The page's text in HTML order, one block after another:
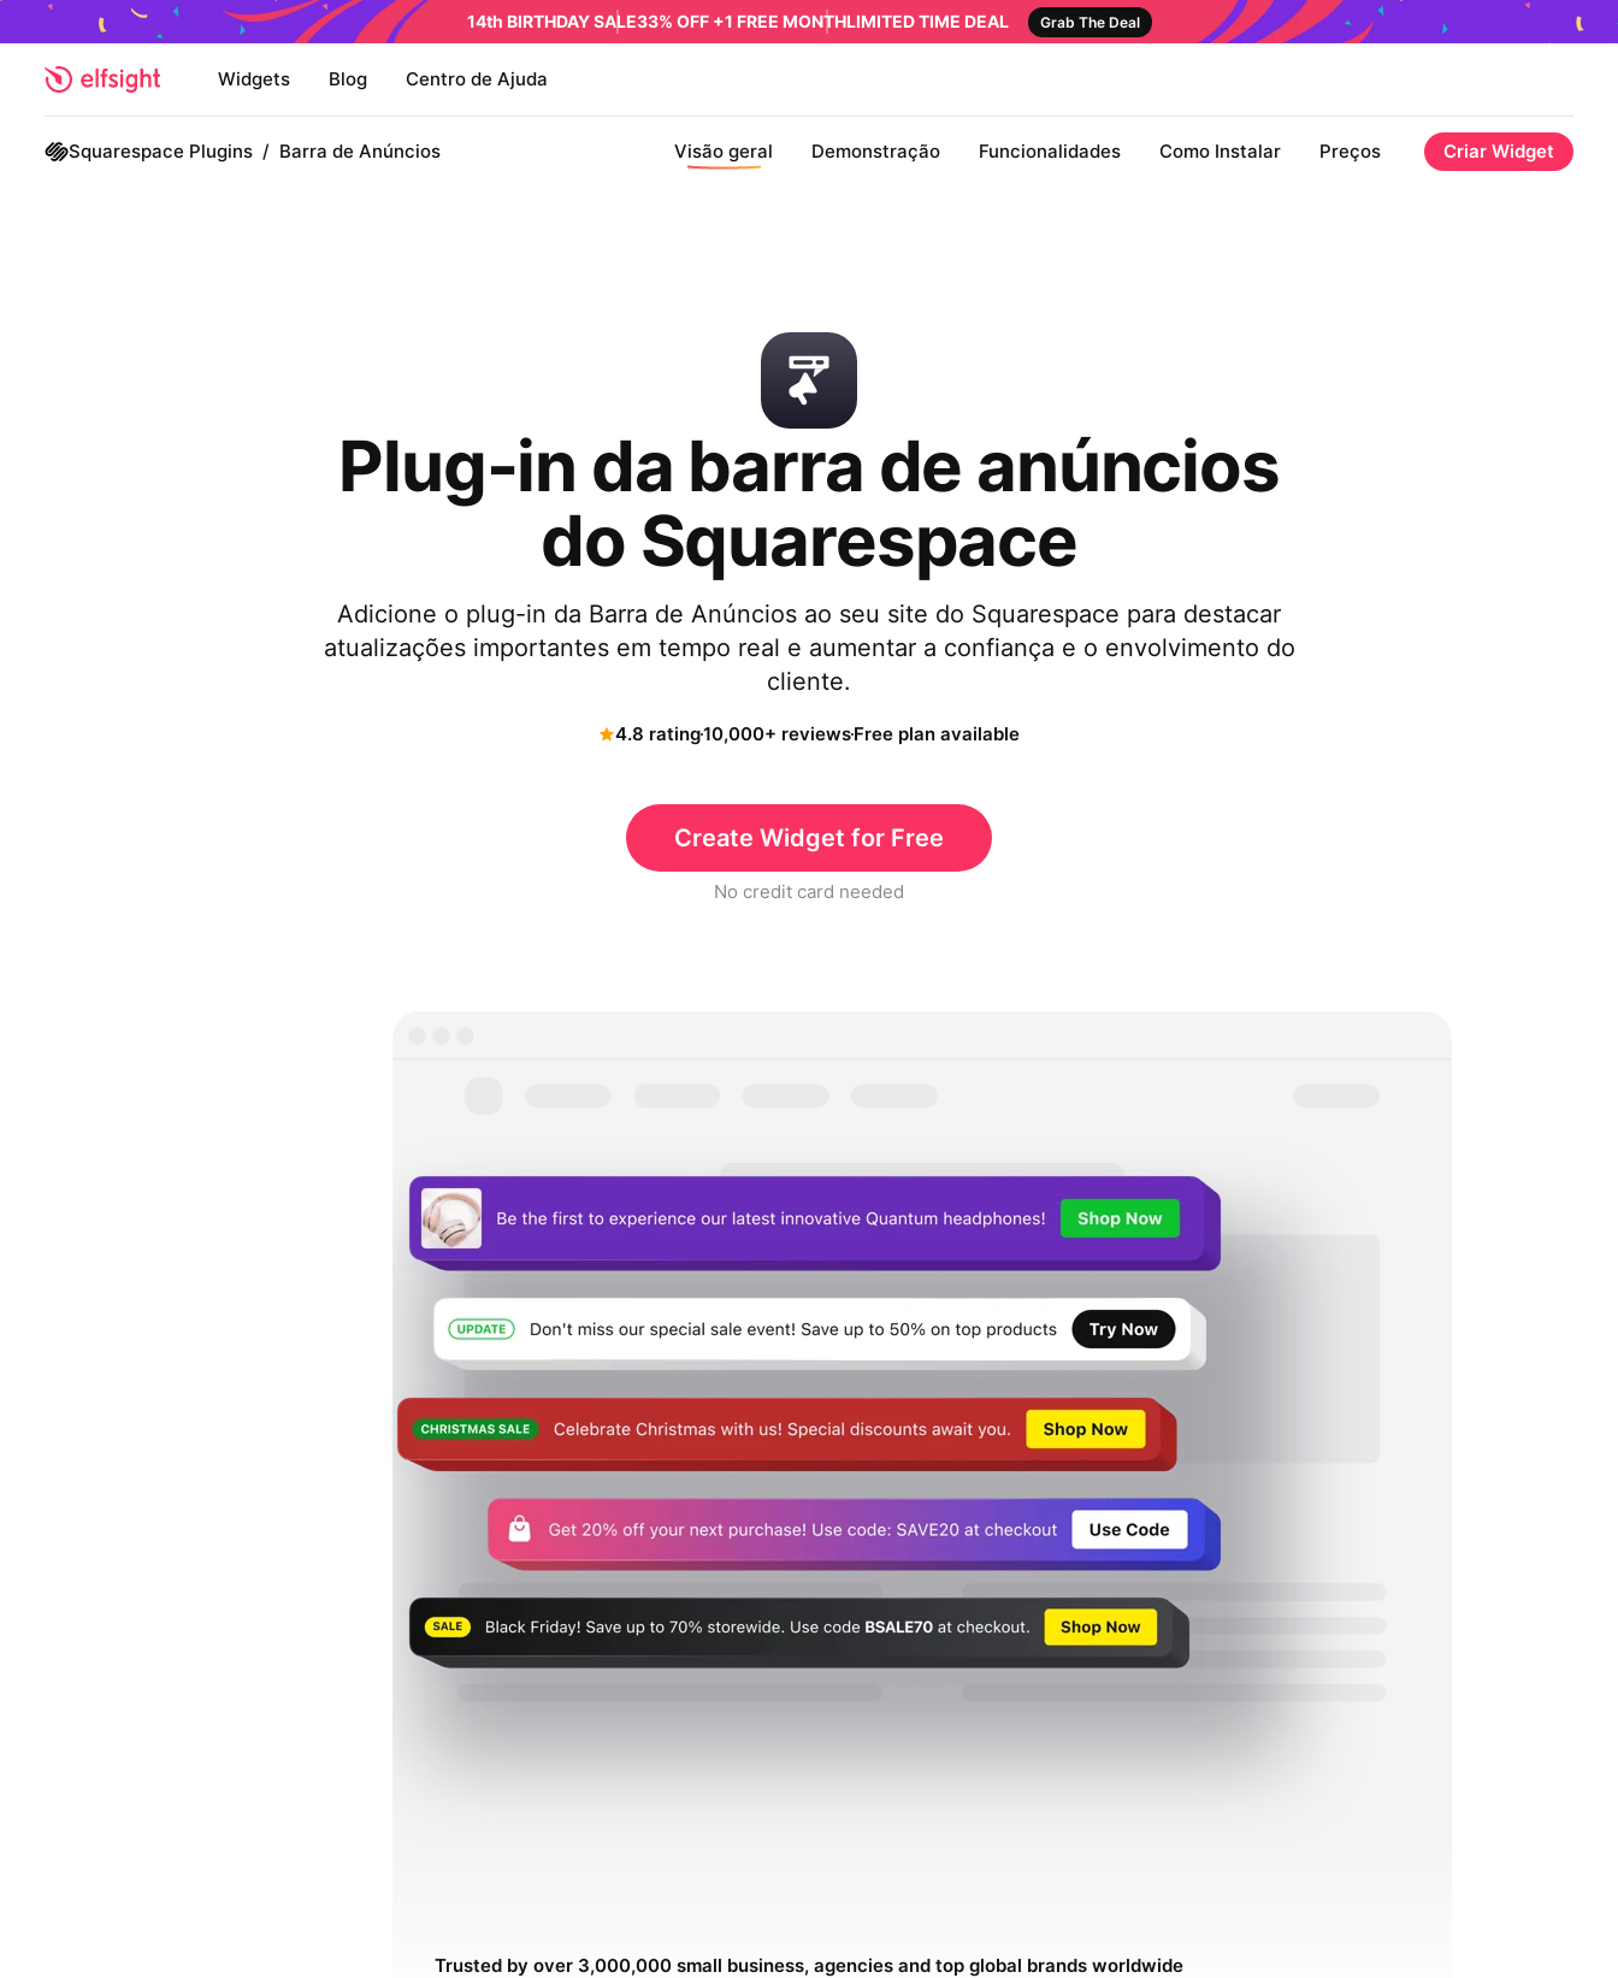
14th BIRTHDAY SALE33% OFF +1 FREE MONTHLIMITED TIME DEAL Grab The Deal
Widgets Blog Centro de Ajuda
Squarespace Plugins / Barra de Anúncios Visão geral Demonstração Funcionalidades Como Instalar Preços Criar Widget
Plug-in da barra de anúncios
do Squarespace
Adicione o plug-in da Barra de Anúncios ao seu site do Squarespace para destacar
atualizações importantes em tempo real e aumentar a confiança e o envolvimento do
cliente.
4.8 rating10,000+ reviewsFree plan available
Create Widget for Free
No credit card needed
Trusted by over 3,000,000 small business, agencies and top global brands worldwide